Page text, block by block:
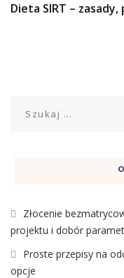
Dieta SIRT –
Złocenie
projektu i dobór
Proste przepisy na
opcje